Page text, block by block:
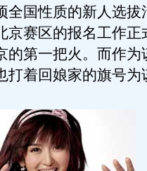
全国性质的新人选
京赛区的报名工作正
的第一把火。而作为
打着回娘家的旗号为